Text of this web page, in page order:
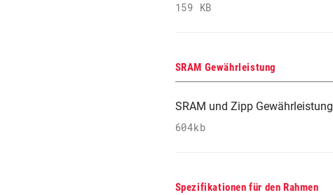
159 KB
SRAM Gewährleistung
SRAM und Zipp Gewährleistung
604kb
Spezifikationen für den Rahmen